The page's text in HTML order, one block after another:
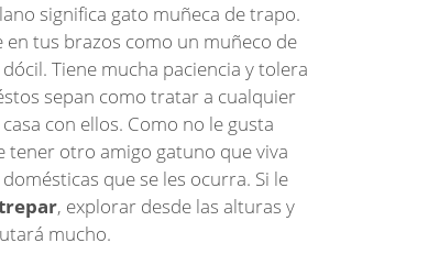
significa gato muñeca de trapo.
tus brazos como un muñeco de
Tiene mucha paciencia y tolera
sepan como tratar a cualquier
con ellos. Como no le gusta
tener otro amigo gatuno que viva
que se les ocurra. Si le
, explorar desde las alturas y
mucho.